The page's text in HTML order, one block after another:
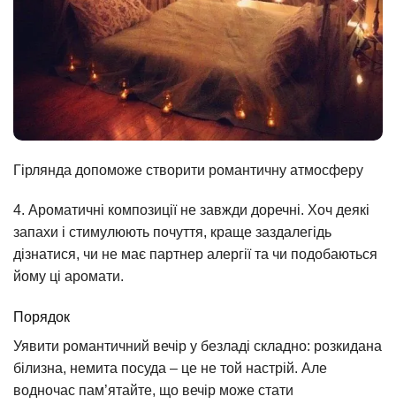
Гірлянда допоможе створити романтичну атмосферу
4. Ароматичні композиції не завжди доречні. Хоч деякі
запахи і стимулюють почуття, краще заздалегідь
дізнатися, чи не має партнер алергії та чи подобаються
йому ці аромати.
Порядок
Уявити романтичний вечір у безладі складно: розкидана
білизна, немита посуда – це не той настрій. Але
водночас пам’ятайте, що вечір може стати